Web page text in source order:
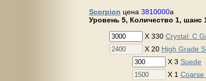
Scorpion цена 3810000a
Уровень 5, Количество 1, шанс
X 330 Crystal: C
X 20 High Grade
X 3 Suede
X 1 Coarse